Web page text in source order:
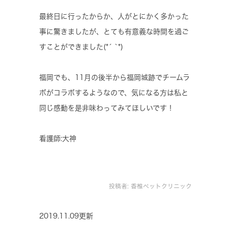
最終日に行ったからか、人がとにかく多かった
事に驚きましたが、とても有意義な時間を過ご
すことができました(*´ `*)
福岡でも、11月の後半から福岡城跡でチームラ
ボがコラボするようなので、気になる方は私と
同じ感動を是非味わってみてほしいです！
看護師:大神
投稿者: 香椎ペットクリニック
2019.11.09更新